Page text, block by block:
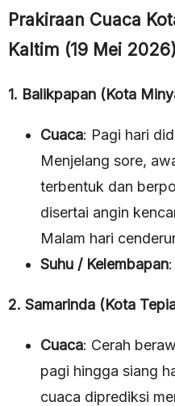
Prakiraan Cuaca
Kaltim (19 Mei
1. Balikpapan (Kota
Cuaca: Pagi hari
Menjelang sore,
terbentuk dan
disertai angin
Malam hari
Suhu / Kelembapan
2. Samarinda (Kota
Cuaca: Cerah
pagi hingga siang
cuaca diprediksi